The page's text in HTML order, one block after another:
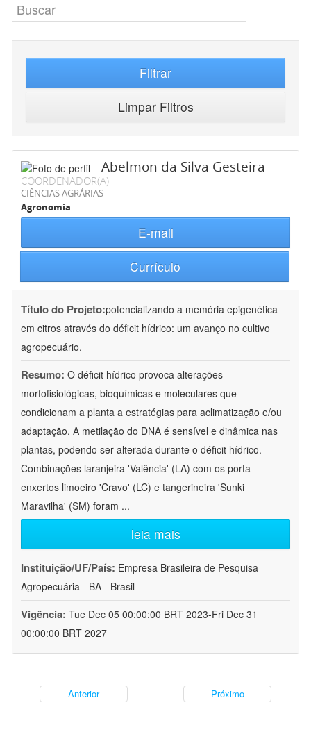
Filtrar
Limpar Filtros
Abelmon da Silva Gesteira
COORDENADOR(A)
CIÊNCIAS AGRÁRIAS
Agronomia
E-mail
Currículo
Título do Projeto:potencializando a memória epigenética
em citros através do déficit hídrico: um avanço no cultivo
agropecuário.
Resumo: O déficit hídrico provoca alterações
morfofisiológicas, bioquímicas e moleculares que
condicionam a planta a estratégias para aclimatização e/ou
adaptação. A metilação do DNA é sensível e dinâmica nas
plantas, podendo ser alterada durante o déficit hídrico.
Combinações laranjeira 'Valência' (LA) com os porta-
enxertos limoeiro 'Cravo' (LC) e tangerineira 'Sunki
Maravilha' (SM) foram ...
leia mais
Instituição/UF/País: Empresa Brasileira de Pesquisa
Agropecuária - BA - Brasil
Vigência: Tue Dec 05 00:00:00 BRT 2023-Fri Dec 31
00:00:00 BRT 2027
Anterior Próximo